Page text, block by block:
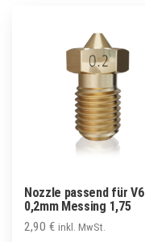
Nozzle passend für V6
0,2mm Messing 1,75
2,90 € inkl. MwSt.